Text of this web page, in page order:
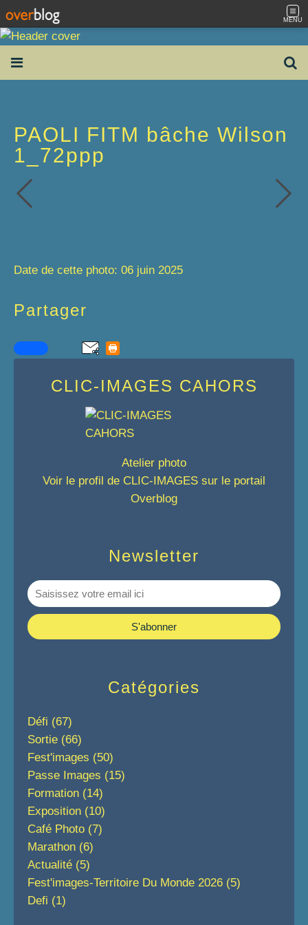
MENU
PAOLI FITM bâche Wilson
1_72ppp
Date de cette photo: 06 juin 2025
Partager
Newsletter
Catégories
Défi (67)
Sortie (66)
Fest'images (50)
Passe Images (15)
Formation (14)
Exposition (10)
Café Photo (7)
Marathon (6)
Actualité (5)
Fest'images-Territoire Du Monde 2026 (5)
Defi (1)
CLIC-IMAGES CAHORS
Atelier photo
Voir le profil de CLIC-IMAGES sur le portail
Overblog